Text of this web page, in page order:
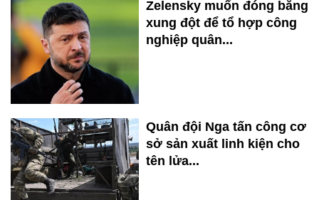
Zelensky muốn đóng băng
xung đột để tổ hợp công
nghiệp quân...
Quân đội Nga tấn công cơ
sở sản xuất linh kiện cho
tên lửa...